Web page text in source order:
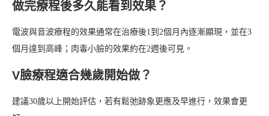
做完療程後多久能看到效果？
電波與音波療程的效果通常在治療後1到2個月內逐漸顯現，並在3
個月達到高峰；肉毒小臉的效果約在2週後可見。
V臉療程適合幾歲開始做？
建議30歲以上開始評估，若有鬆弛跡象更應及早進行，效果會更